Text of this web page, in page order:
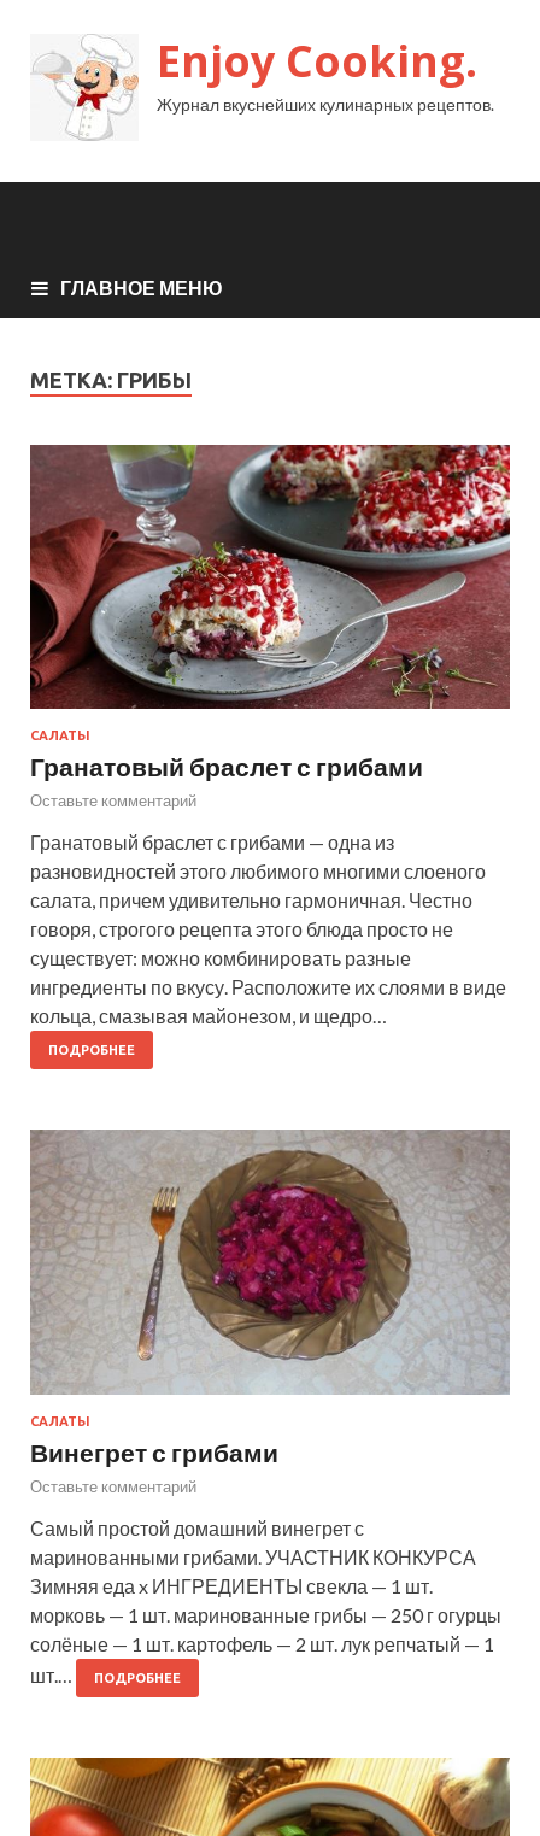
Enjoy Cooking.
Журнал вкуснейших кулинарных рецептов.
ГЛАВНОЕ МЕНЮ
МЕТКА: ГРИБЫ
САЛАТЫ
Гранатовый браслет с грибами
Оставьте комментарий
Гранатовый браслет с грибами — одна из
разновидностей этого любимого многими слоеного
салата, причем удивительно гармоничная. Честно
говоря, строгого рецепта этого блюда просто не
существует: можно комбинировать разные
ингредиенты по вкусу. Расположите их слоями в виде
кольца, смазывая майонезом, и щедро…
ПОДРОБНЕЕ
САЛАТЫ
Винегрет с грибами
Оставьте комментарий
Самый простой домашний винегрет с
маринованными грибами. УЧАСТНИК КОНКУРСА
Зимняя еда x ИНГРЕДИЕНТЫ свекла — 1 шт.
морковь — 1 шт. маринованные грибы — 250 г огурцы
солёные — 1 шт. картофель — 2 шт. лук репчатый — 1
шт.…
ПОДРОБНЕЕ